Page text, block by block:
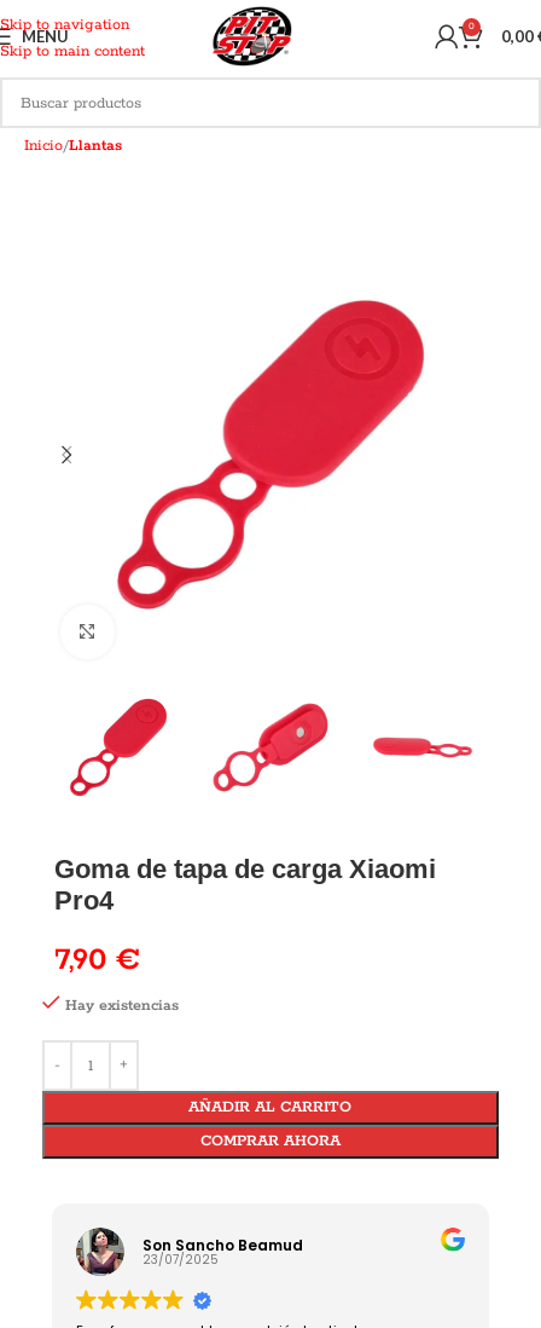
Skip to navigation
Skip to main content
MENU 0 0,00
Inicio Llantas
Goma de tapa de carga Xiaomi
Pro4
7,90 €
Son Sancho Beamud
23/07/2025
Hay existencias
AÑADIR AL CARRITO
COMPRAR AHORA